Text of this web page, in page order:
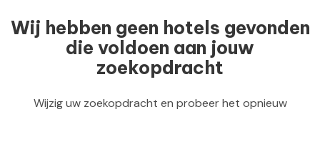
Wij hebben geen hotels gevonden
die voldoen aan jouw
zoekopdracht
Wijzig uw zoekopdracht en probeer het opnieuw